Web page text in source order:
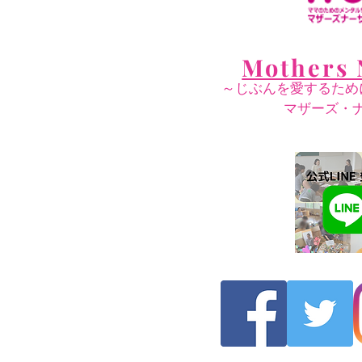
Mothers
～じぶんを愛するた
マザーズ・